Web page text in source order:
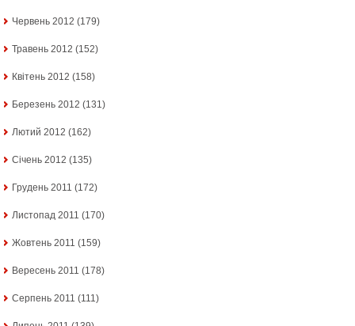
Червень 2012 (179)
Травень 2012 (152)
Квітень 2012 (158)
Березень 2012 (131)
Лютий 2012 (162)
Січень 2012 (135)
Грудень 2011 (172)
Листопад 2011 (170)
Жовтень 2011 (159)
Вересень 2011 (178)
Серпень 2011 (111)